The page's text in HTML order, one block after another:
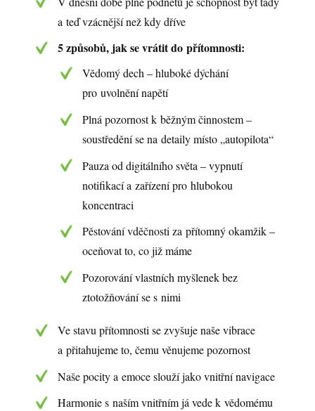
a teď vzácnější než kdy dříve
5 způsobů, jak se vrátit do přítomnosti:
Vědomý dech – hluboké dýchání
pro uvolnění napětí
Plná pozornost k běžným činnostem –
soustředění se na detaily místo „autopilota“
Pauza od digitálního světa – vypnutí
notifikací a zařízení pro hlubokou
koncentraci
Pěstování vděčnosti za přítomný okamžik –
oceňovat to, co již máme
Pozorování vlastních myšlenek bez
ztotožňování se s nimi
Ve stavu přítomnosti se zvyšuje naše vibrace
a přitahujeme to, čemu věnujeme pozornost
Naše pocity a emoce slouží jako vnitřní navigace
Harmonie s naším vnitřním já vede k vědomému